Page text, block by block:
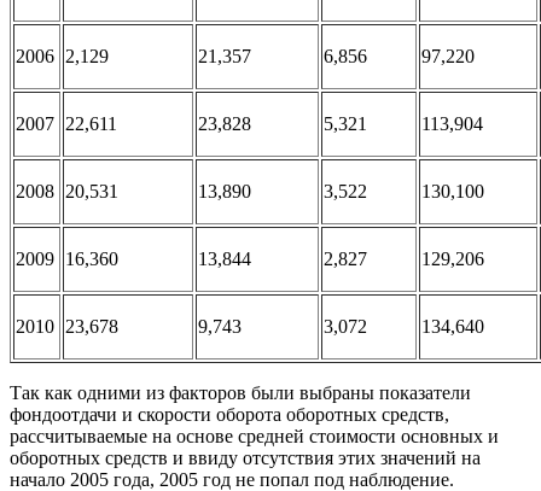
2006 2,129 21,357 6,856 97,220
2007 22,611 23,828 5,321 113,904
2008 20,531 13,890 3,522 130,100
2009 16,360 13,844 2,827 129,206
2010 23,678 9,743 3,072 134,640
Так как одними из факторов были выбраны показатели
фондоотдачи и скорости оборота оборотных средств,
рассчитываемые на основе средней стоимости основных и
оборотных средств и ввиду отсутствия этих значений на
начало 2005 года, 2005 год не попал под наблюдение.